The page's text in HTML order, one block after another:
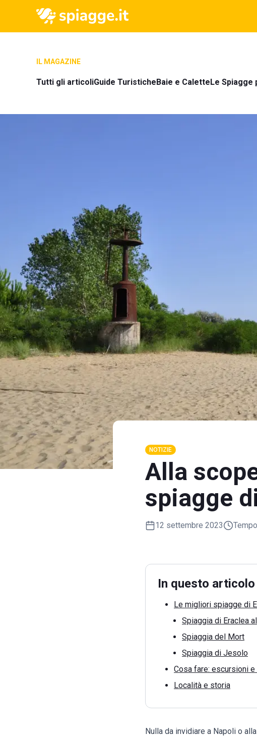
IL MAGAZINE
Tutti gli articoliGuide TuristicheBaie e CaletteLe Spiagge
NOTIZIE
Alla
spiagge
12 settembre 2023
In questo articolo
Le migliori spiagge di
Spiaggia di Eraclea
Spiaggia del Mort
Spiaggia di Jesolo
Cosa fare: escursioni
Località e storia
Nulla da invidiare a Napoli o